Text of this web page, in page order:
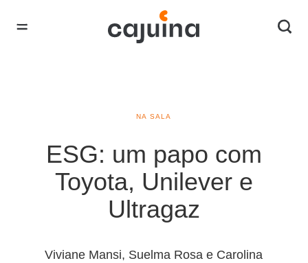
NA SALA
ESG: um papo com
Toyota, Unilever e
Ultragaz
Viviane Mansi, Suelma Rosa e Carolina